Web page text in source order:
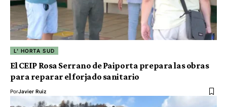
L' HORTA SUD
El CEIP Rosa Serrano de Paiporta prepara las obras
para reparar el forjado sanitario
PorJavier Ruiz